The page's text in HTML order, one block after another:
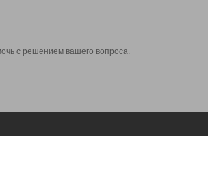
с решением вашего вопроса.